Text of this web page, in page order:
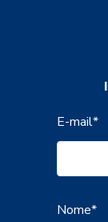
E-mail*
Nome*